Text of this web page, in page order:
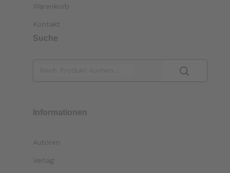
Warenkorb
Kontakt
Suche
Informationen
Autoren
Verlag